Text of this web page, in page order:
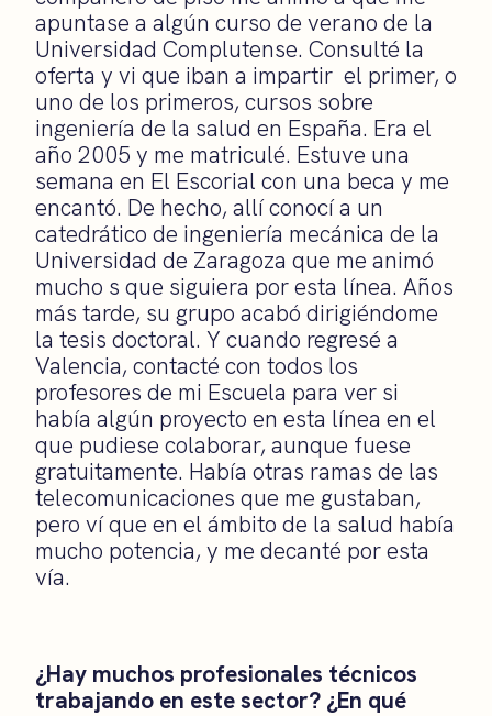
apuntase a algún curso de verano de la
Universidad Complutense. Consulté la
oferta y vi que iban a impartir el primer, o
uno de los primeros, cursos sobre
ingeniería de la salud en España. Era el
año 2005 y me matriculé. Estuve una
semana en El Escorial con una beca y me
encantó. De hecho, allí conocí a un
catedrático de ingeniería mecánica de la
Universidad de Zaragoza que me animó
mucho s que siguiera por esta línea. Años
más tarde, su grupo acabó dirigiéndome
la tesis doctoral. Y cuando regresé a
Valencia, contacté con todos los
profesores de mi Escuela para ver si
había algún proyecto en esta línea en el
que pudiese colaborar, aunque fuese
gratuitamente. Había otras ramas de las
telecomunicaciones que me gustaban,
pero ví que en el ámbito de la salud había
mucho potencia, y me decanté por esta
vía.
¿Hay muchos profesionales técnicos
trabajando en este sector? ¿En qué